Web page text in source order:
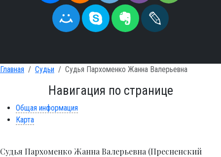
Главная Судьи Судья Пархоменко Жанна Валерьевна
Навигация по странице
Общая информация
Карта
Судья Пархоменко Жанна Валерьевна (Пресненский